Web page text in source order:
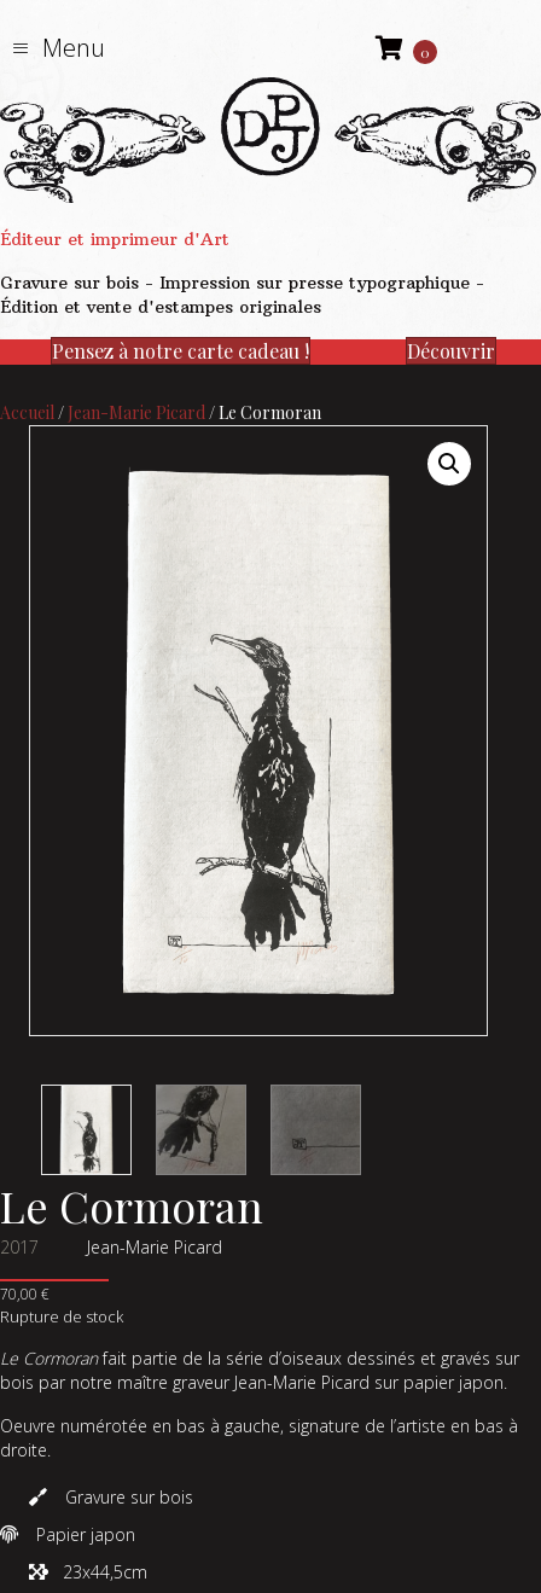
Menu 0
Éditeur et imprimeur d'Art
Gravure sur bois - Impression sur presse typographique -
Édition et vente d'estampes originales
Pensez à notre carte cadeau ! Découvrir
Accueil / Jean-Marie Picard / Le Cormoran
Le Cormoran
2017 Jean-Marie Picard
70,00 €
Rupture de stock
Le Cormoranfait partie de la série d’oiseaux dessinés et gravés sur
bois par notre maître graveur Jean-Marie Picard sur papier japon.
Oeuvre numérotée en bas à gauche, signature de l’artiste en bas à
droite.
Gravure sur bois
Papier japon
23x44,5cm